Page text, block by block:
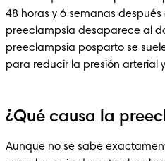
48 horas y 6 semanas
preeclampsia desaparece al
preeclampsia posparto se
para reducir la presión arterial
¿Qué causa la
Aunque no se sabe